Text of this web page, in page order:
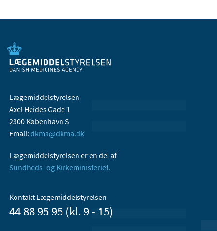
Lægemiddelstyrelsen
Axel Heides Gade 1
2300 København S
Email: dkma@dkma.dk
Lægemiddelstyrelsen er en del af
Sundheds- og Kirkeministeriet.
Kontakt Lægemiddelstyrelsen
44 88 95 95 (kl. 9 - 15)